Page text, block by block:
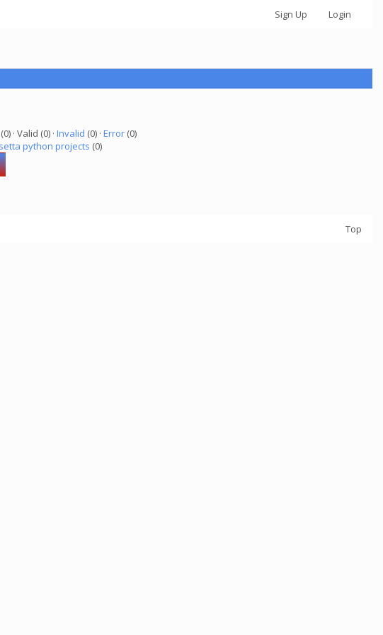
Sign Up Login
(0) · Valid (0) · Invalid (0) · Error(0)
python projects (0)
Top